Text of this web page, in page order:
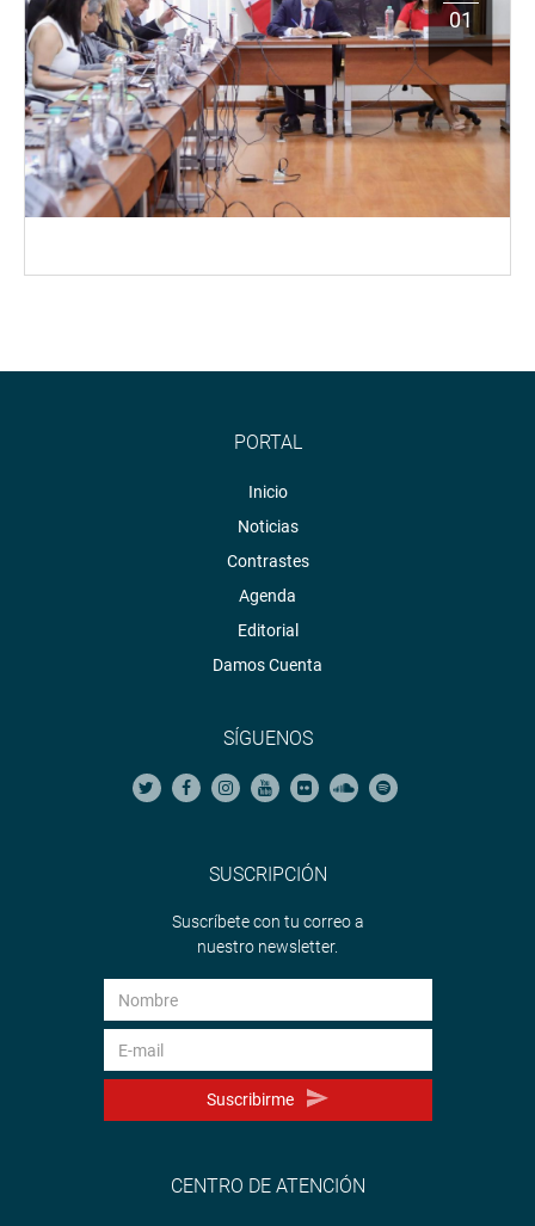
01
PORTAL
Inicio
Noticias
Contrastes
Agenda
Editorial
Damos Cuenta
SÍGUENOS
SUSCRIPCIÓN
Suscríbete con tu correo a
nuestro newsletter.
Suscribirme
CENTRO DE ATENCIÓN